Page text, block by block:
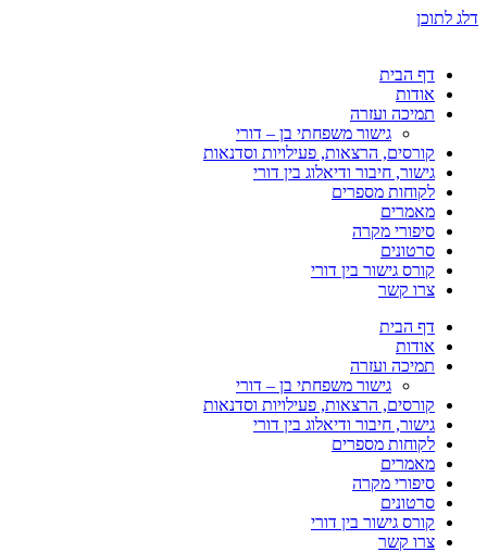
דלג לתוכן
דף הבית
אודות
תמיכה ועזרה
גישור משפחתי בן – דורי
קורסים, הרצאות, פעילויות וסדנאות
גישור, חיבור ודיאלוג בין דורי
לקוחות מספרים
מאמרים
סיפורי מקרה
סרטונים
קורס גישור בין דורי
צרו קשר
דף הבית
אודות
תמיכה ועזרה
גישור משפחתי בן – דורי
קורסים, הרצאות, פעילויות וסדנאות
גישור, חיבור ודיאלוג בין דורי
לקוחות מספרים
מאמרים
סיפורי מקרה
סרטונים
קורס גישור בין דורי
צרו קשר